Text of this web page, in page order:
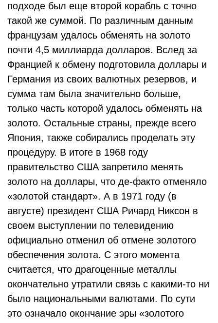
подходе был еще второй корабль с точно
такой же суммой. По различным данным
французам удалось обменять на золото
почти 4,5 миллиарда долларов. Вслед за
Францией к обмену подготовила доллары и
Германия из своих валютных резервов, и
сумма там была значительно больше,
только часть которой удалось обменять на
золото. Остальные страны, прежде всего
Япония, также собирались проделать эту
процедуру. В итоге в 1968 году
правительство США запретило менять
золото на доллары, что де-факто отменяло
«золотой стандарт». А в 1971 году (в
августе) президент США Ричард Никсон в
своем выступлении по телевидению
официально отменил об отмене золотого
обеспечения золота. С этого момента
считается, что драгоценные металлы
окончательно утратили связь с какими-то ни
было национальными валютами. По сути
это означало окончание эры «золотого